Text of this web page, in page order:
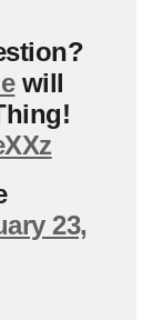
will
23,